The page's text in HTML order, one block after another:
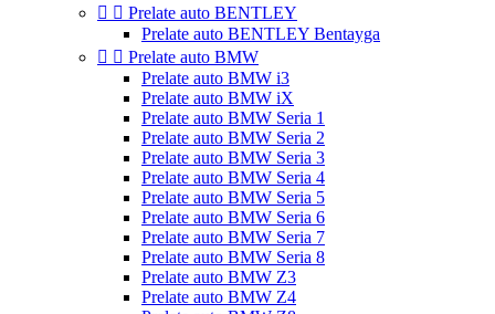
  Prelate auto BENTLEY
Prelate auto BENTLEY Bentayga
  Prelate auto BMW
Prelate auto BMW i3
Prelate auto BMW iX
Prelate auto BMW Seria 1
Prelate auto BMW Seria 2
Prelate auto BMW Seria 3
Prelate auto BMW Seria 4
Prelate auto BMW Seria 5
Prelate auto BMW Seria 6
Prelate auto BMW Seria 7
Prelate auto BMW Seria 8
Prelate auto BMW Z3
Prelate auto BMW Z4